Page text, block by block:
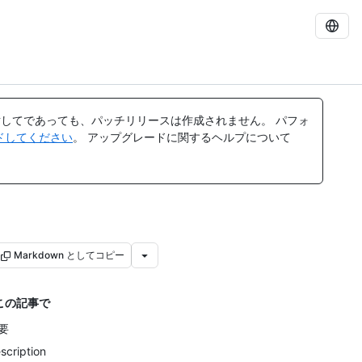
てであっても、パッチリリースは作成されません。 パフォ
してください。 アップグレードに関するヘルプについて
Markdown としてコピー
の記事で